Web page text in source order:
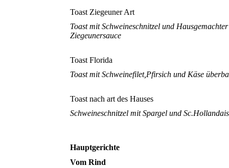
Toast Ziegeuner Art
Toast mit Schweineschnitzel und Hausgemachter
Ziegeunersauce
Toast Florida
Toast mit Schweinefilet,Pfirsich und Käse
Toast nach art des Hauses
Schweineschnitzel mit Spargel und
Hauptgerichte
Vom Rind